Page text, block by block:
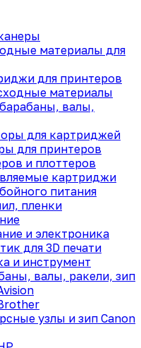
материалы для
для принтеров
материалы
валы,
для картриджей
для принтеров
и плоттеров
картриджи
питания
пленки
и электроника
для 3D печати
и инструмент
валы, ракели, зип
узлы и зип Canon